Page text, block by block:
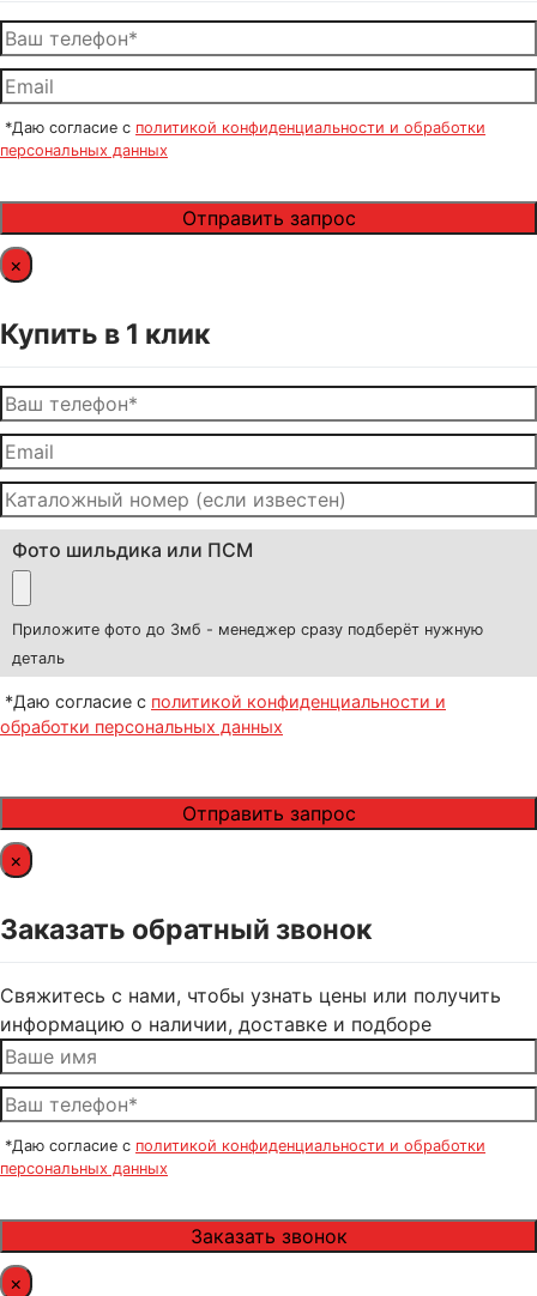
*Даю согласие с политикой конфиденциальности и обработки
персональных данных
×
Купить в 1 клик
Фото шильдика или ПСМ
Приложите фото до 3мб - менеджер сразу подберёт нужную
деталь
*Даю согласие с политикой конфиденциальности и
обработки персональных данных
×
Заказать обратный звонок
Свяжитесь с нами, чтобы узнать цены или получить
информацию о наличии, доставке и подборе
*Даю согласие с политикой конфиденциальности и обработки
персональных данных
×